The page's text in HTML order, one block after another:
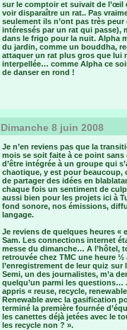
sur le comptoir et suivait de l’œil
voir disparaître un rat.. Pas
seulement ils n’ont pas très
intéressés par un rat qui passe),
dans le frigo pour la nuit. Alpha
du jardin, comme un bouddha,
attaquer un rat plus gros que lui
interpellée… comme Alpha ce
de danser en rond !
Dimanche 8 juin 2008
Je n’en reviens pas que la
mois se soit faite à ce point sans
d’être intégrée à un groupe qui
chaotique, y est pour beaucoup,
de partager des idées en
chaque fois un sentiment de
aussi bien pour les projets ici à
fond sonore, nos émissions,
langage.
Je reviens de quelques heures «
Sam. Les connections internet
messe du dimanche… A l’hôtel,
retrouvée chez TMC une heure
l’enregistrement de leur quiz
Semi, un des journalistes, m’a
quelqu’un parmi les questions…
appris « reuse, recycle,
Renewable avec la gasification
terminé la première fournée
les canettes déjà jetées avec le
les recycle non ? ».